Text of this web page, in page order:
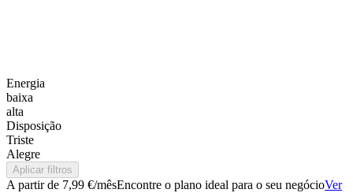
Energia
baixa
alta
Disposição
Triste
Alegre
Aplicar filtros
A partir de 7,99 €/mêsEncontre o plano ideal para o seu negócioVer